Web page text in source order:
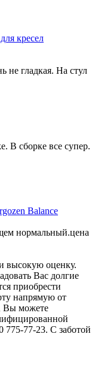
кресел
не гладкая. На стул
В сборке все супер.
Balance
нормальный.цена
высокую оценку.
Вас долгие
приобрести
напрямую от
Вы можете
775-77-23. С заботой